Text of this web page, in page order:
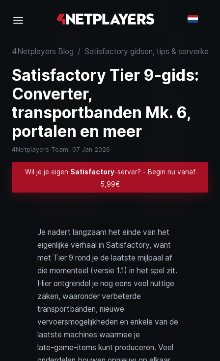
4Netplayers Blog / Satisfactory gidsen, tips &
Satisfactory Tier 9-gids:
Converter,
transportbanden Mk. 6,
portalen en meer
4Netplayers Team, 07 Jan 2026
Wil je je eigen Satisfactory-server? - Begin nu vanaf
5,99€
Je nadert langzaam het einde van het
eigenlijke verhaal in Satisfactory, want
met Tier 9 rond je de laatste mijlpaal af
die momenteel (versie 1.1) in het spel zit.
Hier ontgrendel je nog eens veel nuttige
zaken, waaronder verbeterde
transportbanden, nieuwe
vervoersmogelijkheden en enkele van de
laatste machines waarmee je
late‑game‑items kunt produceren. Veel